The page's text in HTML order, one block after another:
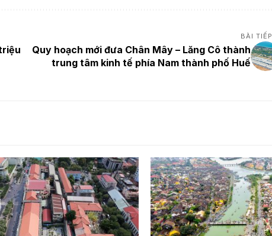
BÀI TIẾP
Quy hoạch mới đưa Chân Mây – Lăng Cô thành
trung tâm kinh tế phía Nam thành phố Huế